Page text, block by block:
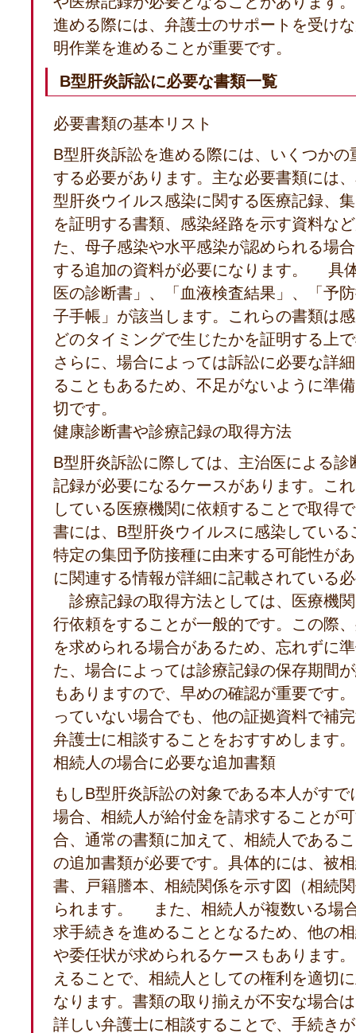
進める際には、弁護士のサポートを受け
明作業を進めることが重要です。
B型肝炎訴訟に必要な書類一覧
必要書類の基本リスト
B型肝炎訴訟を進める際には、いくつかの
する必要があります。主な必要書類には
型肝炎ウイルス感染に関する医療記録、
を証明する書類、感染経路を示す資料な
た、母子感染や水平感染が認められる場
する追加の資料が必要になります。 具
医の診断書」、「血液検査結果」、「予
子手帳」が該当します。これらの書類は
どのタイミングで生じたかを証明する上
さらに、場合によっては訴訟に必要な詳
ることもあるため、不足がないように準
切です。
健康診断書や診療記録の取得方法
B型肝炎訴訟に際しては、主治医による診
記録が必要になるケースがあります。こ
している医療機関に依頼することで取得
書には、B型肝炎ウイルスに感染している
特定の集団予防接種に由来する可能性が
に関連する情報が詳細に記載されている
診療記録の取得方法としては、医療機
行依頼をすることが一般的です。この際
を求められる場合があるため、忘れずに
た、場合によっては診療記録の保存期間
もありますので、早めの確認が重要です
っていない場合でも、他の証拠資料で補
弁護士に相談することをおすすめします。
相続人の場合に必要な追加書類
もしB型肝炎訴訟の対象である本人がす
場合、相続人が給付金を請求することが
合、通常の書類に加えて、相続人である
の追加書類が必要です。具体的には、被
書、戸籍謄本、相続関係を示す図（相続
られます。 また、相続人が複数いる場
求手続きを進めることとなるため、他の
や委任状が求められるケースもあります
えることで、相続人としての権利を適切
なります。書類の取り揃えが不安な場合
詳しい弁護士に相談することで、手続き